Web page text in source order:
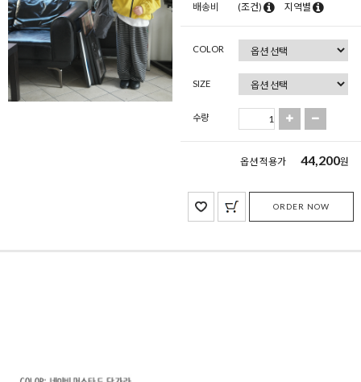
배송비 (조건) 지역별
COLOR
SIZE
수량
옵션 적용가 44,200원
ORDER NOW